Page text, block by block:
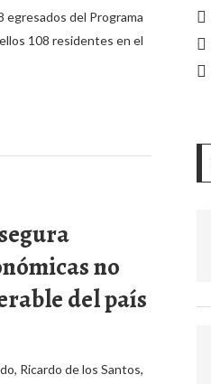
egresados del Programa
108 residentes en el
no
del país
Ricardo de los Santos,